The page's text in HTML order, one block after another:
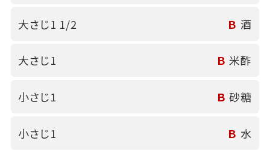
大さじ1 1/2 Ｂ酒
大さじ1 Ｂ米酢
小さじ1 Ｂ砂糖
小さじ1 Ｂ 水